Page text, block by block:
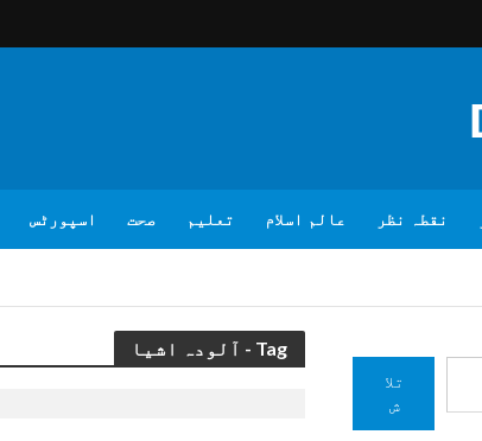
نقطہ نظر عالم اسلام تعلیم صحت اسپورٹس
Tag - آلودہ اشیا
تلا
ش